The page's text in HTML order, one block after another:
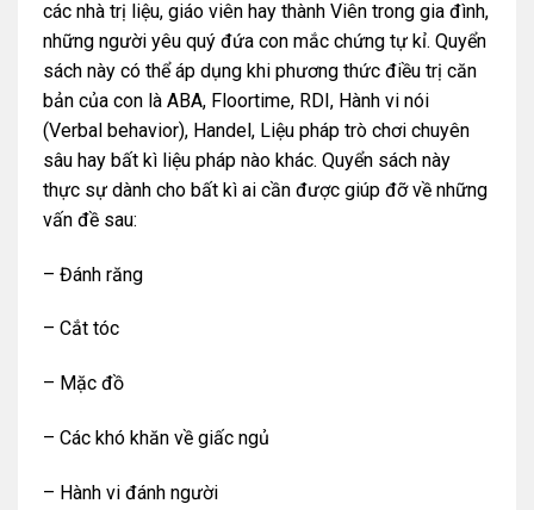
các nhà trị liệu, giáo viên hay thành Viên trong gia đình,
những người yêu quý đứa con mắc chứng tự kỉ. Quyển
sách này có thể áp dụng khi phương thức điều trị căn
bản của con là ABA, Floortime, RDI, Hành vi nói
(Verbal behavior), Handel, Liệu pháp trò chơi chuyên
sâu hay bất kì liệu pháp nào khác. Quyển sách này
thực sự dành cho bất kì ai cần được giúp đỡ về những
vấn đề sau:
– Đánh răng
– Cắt tóc
– Mặc đồ
– Các khó khăn về giấc ngủ
– Hành vi đánh người